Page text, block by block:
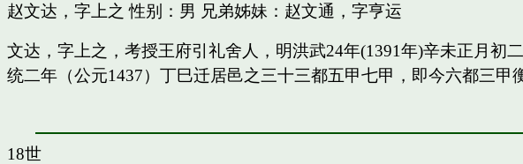
赵文达，字上之 性别：男 兄弟姊妹： 赵文通，字亨运
文达，字上之，考授王府引礼舍人，明洪武24年(1391年)辛未正月
统二年（公元1437）丁巳迁居邑之三十三都五甲七甲，即今六都三甲
18世